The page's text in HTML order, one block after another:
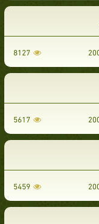
8127
5617
5459